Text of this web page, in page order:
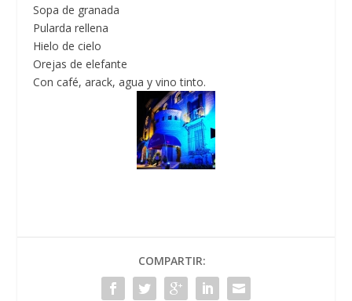
Sopa de granada
Pularda rellena
Hielo de cielo
Orejas de elefante
Con café, arack, agua y vino tinto.
COMPARTIR: